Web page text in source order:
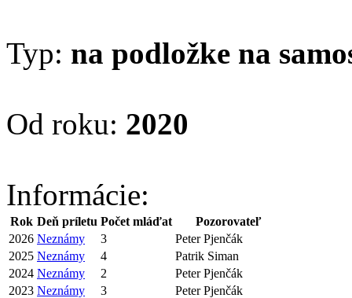
Typ: na podložke na
Od roku: 2020
Informácie:
Rok Deň príletu Počet mláďat
Pozorovateľ
2026 Neznámy 3
Peter Pjenčák
2025 Neznámy 4
Patrik Siman
2024 Neznámy 2
Peter Pjenčák
2023 Neznámy 3
Peter Pjenčák